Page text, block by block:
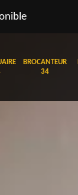
BROCANTEUR
34